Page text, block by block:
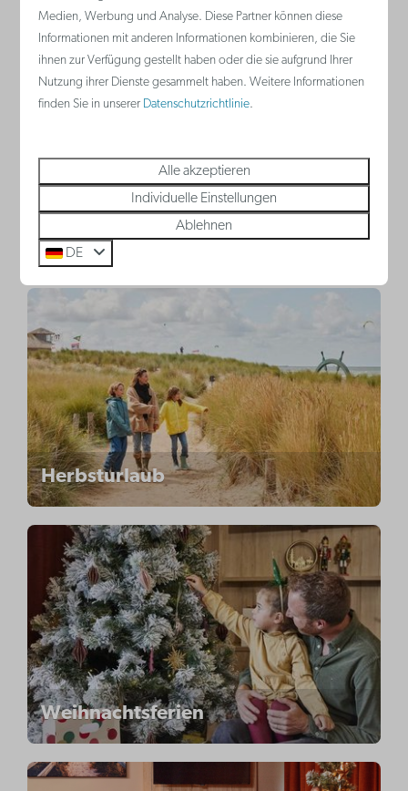
Herbsturlaub
Weihnachtsferien
Medien, Werbung und Analyse. Diese Partner können diese
Informationen mit anderen Informationen kombinieren, die Sie
ihnen zur Verfügung gestellt haben oder die sie aufgrund Ihrer
Nutzung ihrer Dienste gesammelt haben. Weitere Informationen
finden Sie in unserer Datenschutzrichtlinie.
Alle akzeptieren
Individuelle Einstellungen
Ablehnen
DE